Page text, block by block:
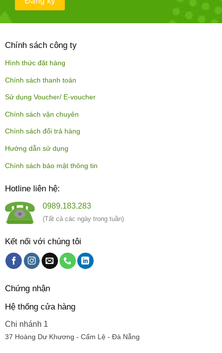
Chính sách công ty
Hình thức đặt hàng
Chính sách thanh toán
Sử dụng Voucher/ E-voucher
Chính sách vận chuyên
Chính sách đổi trả hàng
Hướng dẫn sử dụng
Chính sách bảo mật thông tin
Hotline liên hệ:
0989.183.283
(Tất cả các ngày trong tuần)
Kết nối với chúng tôi
Chứng nhận
Hệ thống cửa hàng
Chi nhánh 1
37 Hoàng Dư Khương - Cẩm Lệ - Đà Nẵng